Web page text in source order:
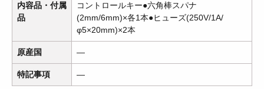
内容品・付属
品
コントロールキー●六角棒スパナ
(2mm/6mm)×各1本●ヒューズ(250V/1A/
φ5×20mm)×2本
原産国 ―
特記事項 ―